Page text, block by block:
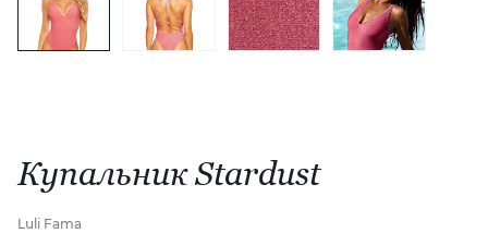
Купальник Stardust
Luli Fama